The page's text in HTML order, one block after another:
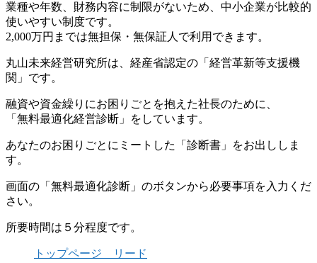
業種や年数、財務内容に制限がないため、中小企業が比較的
使いやすい制度です。
2,000万円までは無担保・無保証人で利用できます。
丸山未来経営研究所は、経産省認定の「経営革新等支援機
関」です。
融資や資金繰りにお困りごとを抱えた社長のために、
「無料最適化経営診断」をしています。
あなたのお困りごとにミートした「診断書」をお出ししま
す。
画面の「無料最適化診断」のボタンから必要事項を入力くだ
さい。
所要時間は５分程度です。
トップページ リード